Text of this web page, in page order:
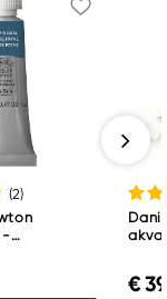
(2)
-
€